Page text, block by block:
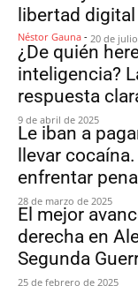
libertad digital
Néstor Gauna - 20 de
¿De quién
inteligencia?
respuesta
9 de abril de 2025
Le iban a
llevar
enfrentar
28 de marzo de 2025
El mejor
derecha en
Segunda
25 de febrero de 2025